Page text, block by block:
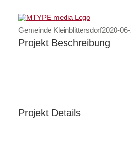
Inhalt
springenGemeinde Kleinblittersdorf2020-
Projekt Beschreibung
Projekt Details